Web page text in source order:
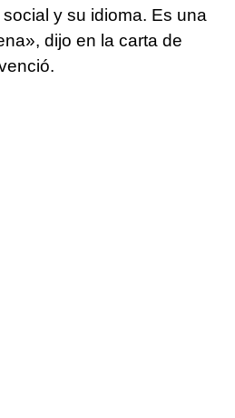
y su idioma. Es una
dijo en la carta de